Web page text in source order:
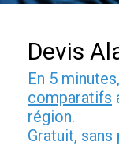
Devis
En 5
comparatifs
région.
Gratuit, sans